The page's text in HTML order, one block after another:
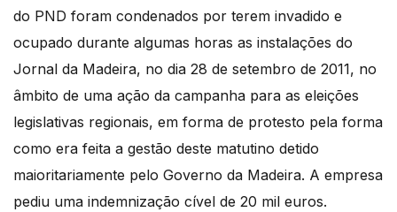
do PND foram condenados por terem invadido e
ocupado durante algumas horas as instalações do
Jornal da Madeira, no dia 28 de setembro de 2011, no
âmbito de uma ação da campanha para as eleições
legislativas regionais, em forma de protesto pela forma
como era feita a gestão deste matutino detido
maioritariamente pelo Governo da Madeira. A empresa
pediu uma indemnização cível de 20 mil euros.